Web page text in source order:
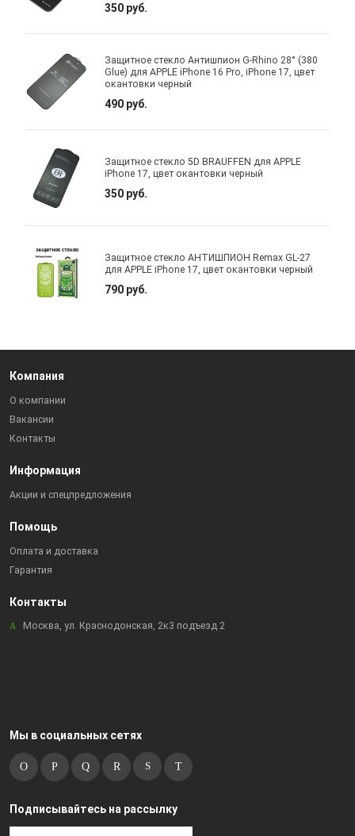
350 руб.
Защитное стекло Антишпион G-Rhino 28° (380
Glue) для APPLE iPhone 16 Pro, iPhone 17, цвет
окантовки черный
490 руб.
Защитное стекло 5D BRAUFFEN для APPLE
iPhone 17, цвет окантовки черный
350 руб.
Защитное стекло АНТИШПИОН Remax GL-27
для APPLE iPhone 17, цвет окантовки черный
790 руб.
Компания
О компании
Вакансии
Контакты
Информация
Акции и спецпредложения
Помощь
Оплата и доставка
Гарантия
Контакты
Москва, ул. Краснодонская, 2к3 подъезд 2
Мы в социальных сетях
Подписывайтесь на рассылку